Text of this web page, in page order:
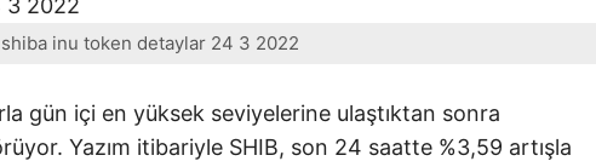
shiba inu token detaylar 24 3 2022
gün içi en yüksek seviyelerine ulaştıktan sonra
Yazım itibariyle SHIB, son 24 saatte %3,59 artışla